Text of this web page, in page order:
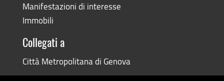
Manifestazioni di interesse
Immobili
Collegati a
Città Metropolitana di Genova